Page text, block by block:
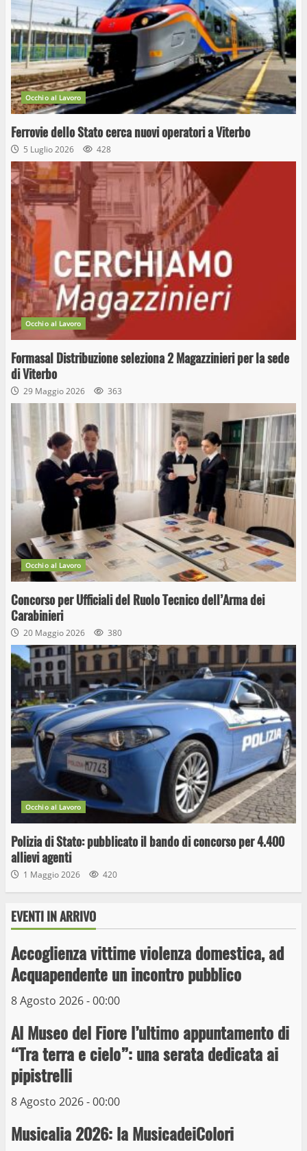
Occhio al Lavoro
Ferrovie dello Stato cerca nuovi operatori a Viterbo
5 Luglio 2026 428
Occhio al Lavoro
Formasal Distribuzione seleziona 2 Magazzinieri per la sede
di Viterbo
29 Maggio 2026 363
Occhio al Lavoro
Concorso per Ufficiali del Ruolo Tecnico dell’Arma dei
Carabinieri
20 Maggio 2026 380
Occhio al Lavoro
Polizia di Stato: pubblicato il bando di concorso per 4.400
allievi agenti
1 Maggio 2026 420
EVENTI IN ARRIVO
Accoglienza vittime violenza domestica, ad
Acquapendente un incontro pubblico
8 Agosto 2026 - 00:00
Al Museo del Fiore l’ultimo appuntamento di
“Tra terra e cielo”: una serata dedicata ai
pipistrelli
8 Agosto 2026 - 00:00
Musicalia 2026: la MusicadeiColori
3
4
La Polizia di Stato arresta il ladro seriale
10 Maggio 2023
5
Michelangelo Buonarroti ospitata al
19 Gennaio 2023